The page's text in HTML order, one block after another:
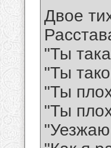
Двое
"Ты
"Ты
"Ты
"Ты